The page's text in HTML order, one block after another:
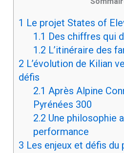
1 Le projet States of
1.1 Des chiffres qui
1.2 L’itinéraire des
2 L’évolution de Kilian
défis
2.1 Après Alpine
Pyrénées 300
2.2 Une philosophie
performance
3 Les enjeux et défis du